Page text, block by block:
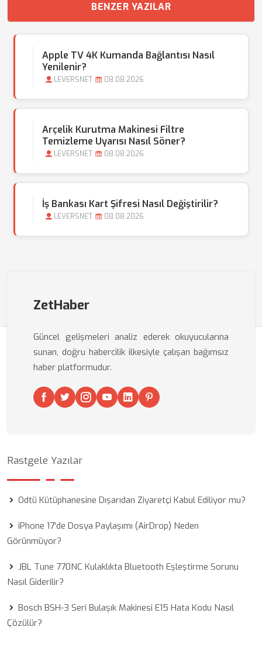
BENZER YAZILAR
Apple TV 4K Kumanda Bağlantısı Nasıl
Yenilenir?
LEVERSNET 08.08.2026
Arçelik Kurutma Makinesi Filtre
Temizleme Uyarısı Nasıl Söner?
LEVERSNET 08.08.2026
İş Bankası Kart Şifresi Nasıl Değiştirilir?
LEVERSNET 08.08.2026
ZetHaber
Güncel gelişmeleri analiz ederek okuyucularına
sunan, doğru habercilik ilkesiyle çalışan bağımsız
haber platformudur.
Rastgele Yazılar
Odtü Kütüphanesine Dışarıdan Ziyaretçi Kabul Ediliyor mu?
iPhone 17'de Dosya Paylaşımı (AirDrop) Neden
Görünmüyor?
JBL Tune 770NC Kulaklıkta Bluetooth Eşleştirme Sorunu
Nasıl Giderilir?
Bosch BSH-3 Seri Bulaşık Makinesi E15 Hata Kodu Nasıl
Çözülür?